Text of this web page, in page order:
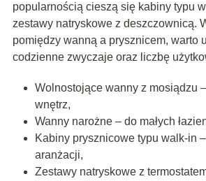
popularnością cieszą się kabiny typu
zestawy natryskowe z deszczownicą.
pomiędzy wanną a prysznicem, warto
codzienne zwyczaje oraz liczbę
Wolnostojące wanny z mosiądzu
wnętrz,
Wanny narożne – do małych
Kabiny prysznicowe typu walk-in
aranżacji,
Zestawy natryskowe z